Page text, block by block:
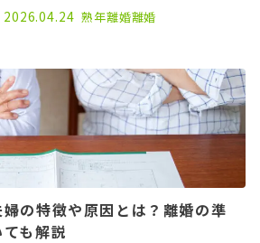
2025.07.25
2026.04.24 熟年離婚離婚
の特徴や原因とは？離婚の準
も解説